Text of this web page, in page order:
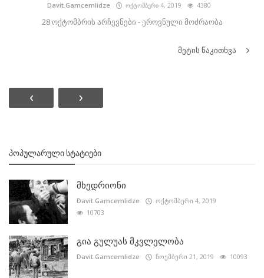
Davit.Gamcemlidze ოქტომბერი 4, 2019 4380
28 ოქტომბრის არჩევნები - ეროვნული მოძრაობა
მეტის წაკითხვა
‹ ›
ᲞᲝᲞᲣᲚᲐᲠᲣᲚᲘ ᲡᲢᲐᲢᲘᲔᲑᲘ
მხედრიონი
Davit.Gamcemlidze
ოქტომბერი 4, 2019
10703
გია გულუას მკვლელობა
Davit.Gamcemlidze ნოემბერი 21, 2019 10093